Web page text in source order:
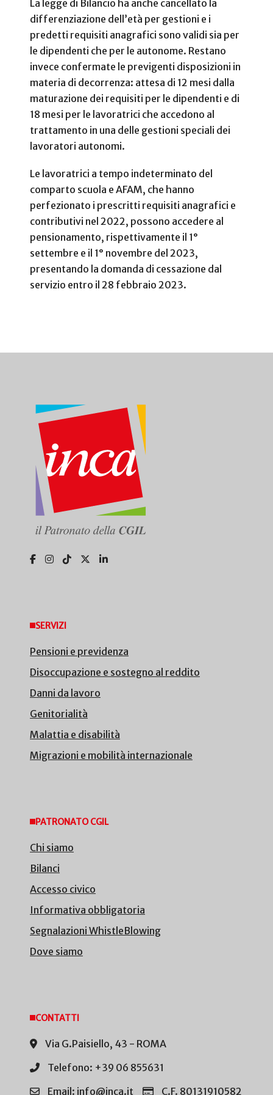
La legge di Bilancio ha anche cancellato la
differenziazione dell’età per gestioni e i
predetti requisiti anagrafici sono validi sia per
le dipendenti che per le autonome. Restano
invece confermate le previgenti disposizioni in
materia di decorrenza: attesa di 12 mesi dalla
maturazione dei requisiti per le dipendenti e di
18 mesi per le lavoratrici che accedono al
trattamento in una delle gestioni speciali dei
lavoratori autonomi.
Le lavoratrici a tempo indeterminato del
comparto scuola e AFAM, che hanno
perfezionato i prescritti requisiti anagrafici e
contributivi nel 2022, possono accedere al
pensionamento, rispettivamente il 1°
settembre e il 1° novembre del 2023,
presentando la domanda di cessazione dal
servizio entro il 28 febbraio 2023.
SERVIZI
Pensioni e previdenza
Disoccupazione e sostegno al reddito
Danni da lavoro
Genitorialità
Malattia e disabilità
Migrazioni e mobilità internazionale
PATRONATO CGIL
Chi siamo
Bilanci
Accesso civico
Informativa obbligatoria
Segnalazioni WhistleBlowing
Dove siamo
CONTATTI
Via G.Paisiello, 43 - ROMA
Telefono: +39 06 855631
Email: info@inca.it
C.F. 80131910582